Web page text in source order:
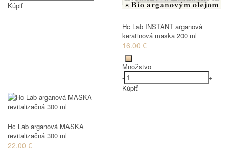
Kúpiť
Hc Lab INSTANT arganová
keratinová maska 200 ml
16.00 €
Množstvo
-
+
Kúpiť
Hc Lab arganová MASKA
revitalizačná 300 ml
22.00 €